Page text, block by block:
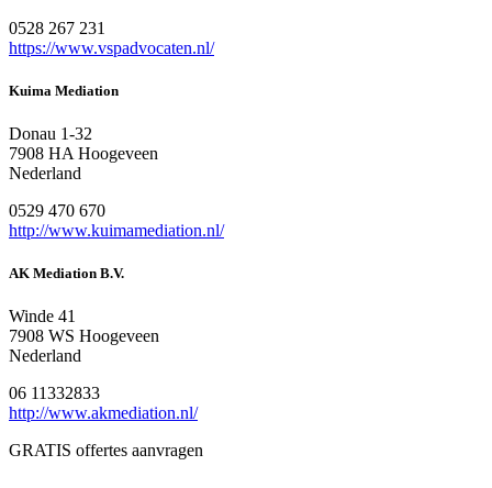
0528 267 231
https://www.vspadvocaten.nl/
Kuima Mediation
Donau 1-32
7908 HA Hoogeveen
Nederland
0529 470 670
http://www.kuimamediation.nl/
AK Mediation B.V.
Winde 41
7908 WS Hoogeveen
Nederland
06 11332833
http://www.akmediation.nl/
GRATIS offertes aanvragen